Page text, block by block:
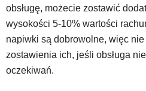
obsługę, możecie zostawić
wysokości 5-10% wartości
napiwki są dobrowolne, więc
zostawienia ich, jeśli obsługa
oczekiwań.